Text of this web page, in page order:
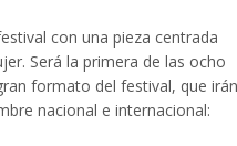
con una pieza centrada
Será la primera de las ocho
formato del festival, que irán
nacional e internacional: